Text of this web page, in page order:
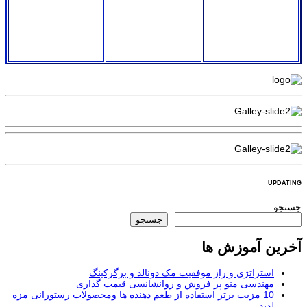
UPDATING
جستجو
جستجو
آخرین آموزش ها
استراتژی و راز موفقیت مک دونالد و برگرکینگ
مهندسی منو پر فروش و روانشانسی قیمت گذاری
10 مزیت برتر استفاده از طعم دهنده ها ومحصولات رستورانی مزه